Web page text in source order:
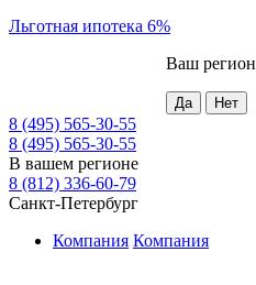
Льготная ипотека 6%
Ваш регион
8 (495) 565-30-55
8 (495) 565-30-55
В вашем регионе
8 (812) 336-60-79
Санкт-Петербург
Компания Компания